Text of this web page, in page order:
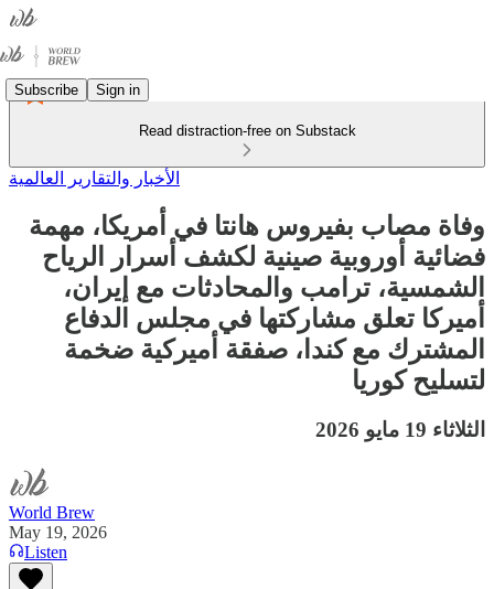
Subscribe Sign in
Read distraction-free on Substack
الأخبار والتقارير العالمية
وفاة مصاب بفيروس هانتا في أمريكا، مهمة
فضائية أوروبية صينية لكشف أسرار الرياح
الشمسية، ترامب والمحادثات مع إيران،
أميركا تعلق مشاركتها في مجلس الدفاع
المشترك مع كندا، صفقة أميركية ضخمة
لتسليح كوريا
الثلاثاء 19 مايو 2026
World Brew
May 19, 2026
Listen